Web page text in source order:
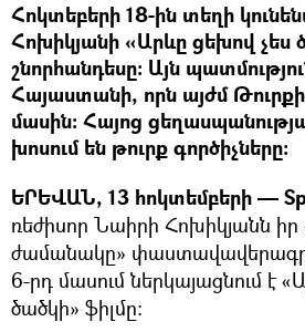
Հոկտեբերի 18-ին տեղի
Հոխիկյանի «Արևը ցեխով չես
շնորհանդեսը։ Այն
Հայաստանի, որն այժմ
մասին։ Հայոց
խոսում են թուրք գործիչները։
ԵՐԵՎԱՆ, 13 հոկտեմբերի —
ռեժիսոր Նաիրի Հոխիկյանն
ժամանակը»
6-րդ մասում ներկայացնում է
ծածկի» ֆիլմը։